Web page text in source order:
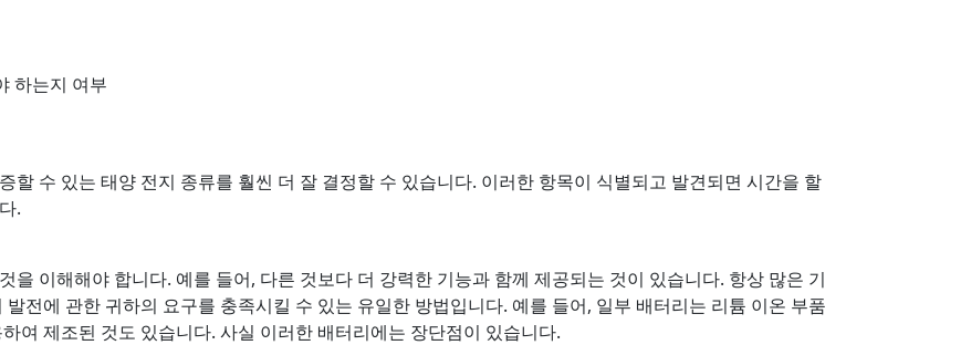
하는지 여부
할 수 있는 태양 전지 종류를 훨씬 더 잘 결정할 수 있습니다. 이러한 항목이 식별되고 발견되면 시간을 할
.
을 이해해야 합니다. 예를 들어, 다른 것보다 더 강력한 기능과 함께 제공되는 것이 있습니다. 항상 많은 기
전에 관한 귀하의 요구를 충족시킬 수 있는 유일한 방법입니다. 예를 들어, 일부 배터리는 리튬 이온 부품
여 제조된 것도 있습니다. 사실 이러한 배터리에는 장단점이 있습니다.